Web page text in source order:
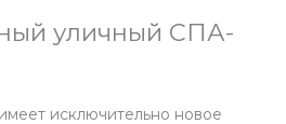
уличный СПА-
исключительно новое